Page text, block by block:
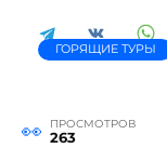
ГОРЯЩИЕ ТУРЫ
ПРОСМОТРОВ
263